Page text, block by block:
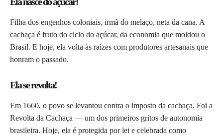
Filha dos engenhos coloniais, irmã do melaço, neta da cana. A
cachaça é fruto do ciclo do açúcar, da economia que moldou o
Brasil. E hoje, ela volta às raízes com produtores artesanais que
honram o passado.
Ela se revolta!
Em 1660, o povo se levantou contra o imposto da cachaça. Foi a
Revolta da Cachaça — um dos primeiros gritos de autonomia
brasileira. Hoje, ela é protegida por lei e celebrada como